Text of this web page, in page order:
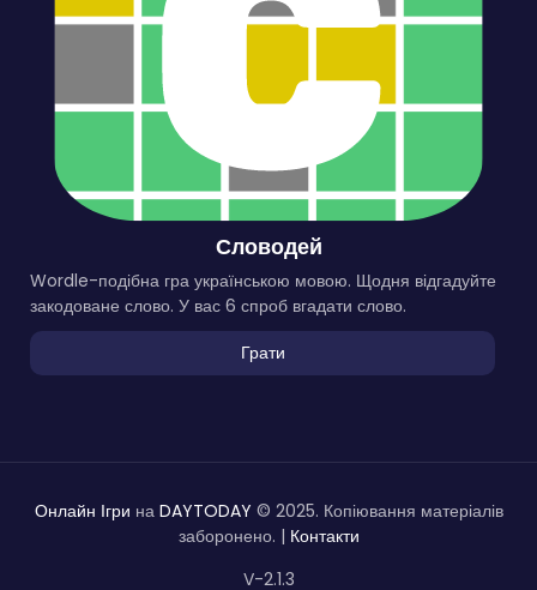
Словодей
Wordle-подібна гра українською мовою. Щодня відгадуйте
закодоване слово. У вас 6 спроб вгадати слово.
Грати
Онлайн Ігри на DAYTODAY © 2025. Копіювання матеріалів
заборонено. | Контакти
V-2.1.3